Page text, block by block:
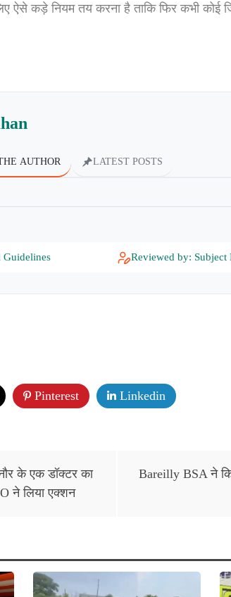
ऐसे कड़े नियम तय करना है ताकि फिर कभी कोई
AUTHOR LATEST POSTS
Guidelines Reviewed by: Subject
Pinterest Linkedin
के एक डॉक्टर का
ने लिया एक्शन
Bareilly BSA ने